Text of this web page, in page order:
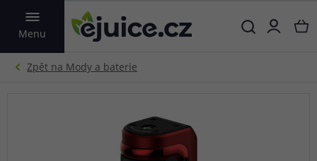
Menu
VYHLEDAT